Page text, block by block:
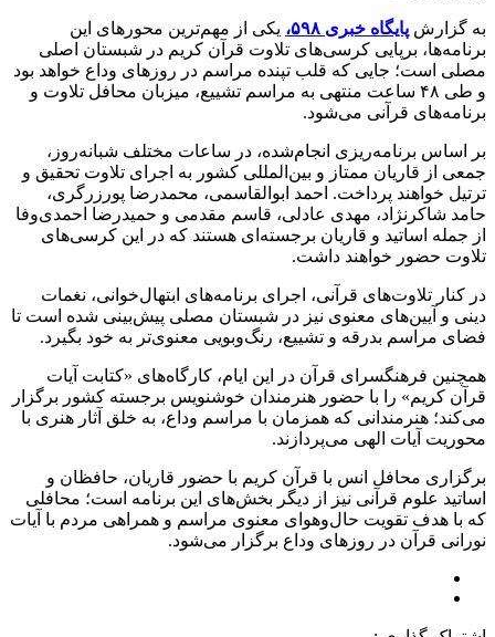
به گزارش پایگاه خبری ۵۹۸،
یکی از مهم‌ترین محورهای این
برنامه‌ها، برپایی کرسی‌های تلاوت قرآن کریم در شبستان اصلی
مصلی است؛ جایی که قلب تپنده مراسم در روزهای وداع خواهد بود
و طی ۴۸ ساعت منتهی به مراسم تشییع، میزبان محافل تلاوت و
برنامه‌های قرآنی می‌شود.
بر اساس برنامه‌ریزی انجام‌شده، در ساعات مختلف شبانه‌روز،
جمعی از قاریان ممتاز و بین‌المللی کشور به اجرای تلاوت تحقیق و
ترتیل خواهند پرداخت. احمد ابوالقاسمی، محمدرضا پورزرگری،
حامد شاکرنژاد، مهدی عادلی، قاسم مقدمی و حمیدرضا احمدی‌وفا
از جمله اساتید و قاریان برجسته‌ای هستند که در این کرسی‌های
تلاوت حضور خواهند داشت.
در کنار تلاوت‌های قرآنی، اجرای برنامه‌های ابتهال‌خوانی، نغمات
دینی و آیین‌های معنوی نیز در شبستان مصلی پیش‌بینی شده است تا
فضای مراسم بدرقه و تشییع، رنگ‌وبویی معنوی‌تر به خود بگیرد.
همچنین فرهنگسرای قرآن در این ایام، کارگاه‌های «کتابت آیات
قرآن کریم» را با حضور هنرمندان خوشنویس برجسته کشور برگزار
می‌کند؛ هنرمندانی که همزمان با مراسم وداع، به خلق آثار هنری با
محوریت آیات الهی می‌پردازند.
برگزاری محافل انس با قرآن کریم با حضور قاریان، حافظان و
اساتید علوم قرآنی نیز از دیگر بخش‌های این برنامه است؛ محافلی
که با هدف تقویت حال‌وهوای معنوی مراسم و همراهی مردم با آیات
نورانی قرآن در روزهای وداع برگزار می‌شود.